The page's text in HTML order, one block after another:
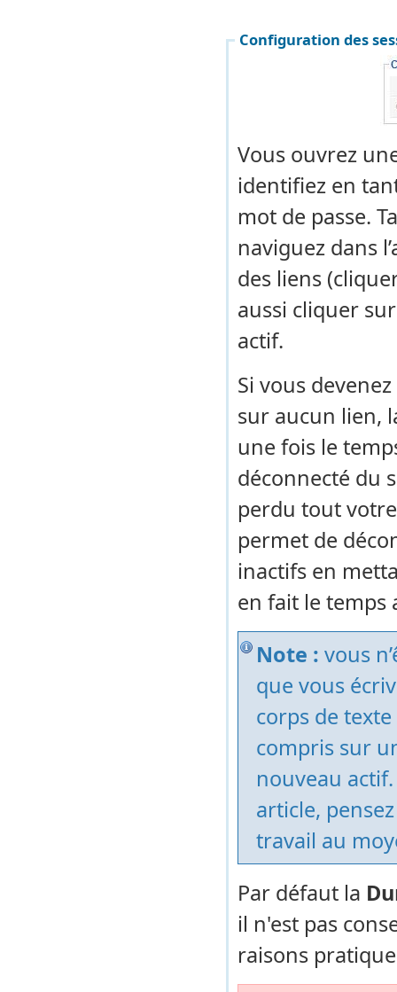
Configuration des
Vous ouvrez
identifiez en
mot de passe.
naviguez dans
des liens
aussi cliquer
actif.
Si vous
sur aucun lien,
une fois le
déconnecté du
perdu tout
permet de
inactifs en
en fait le temps
Note : vous
que vous
corps de
compris sur
nouveau
article,
travail au
Par défaut la
il n'est pas
raisons